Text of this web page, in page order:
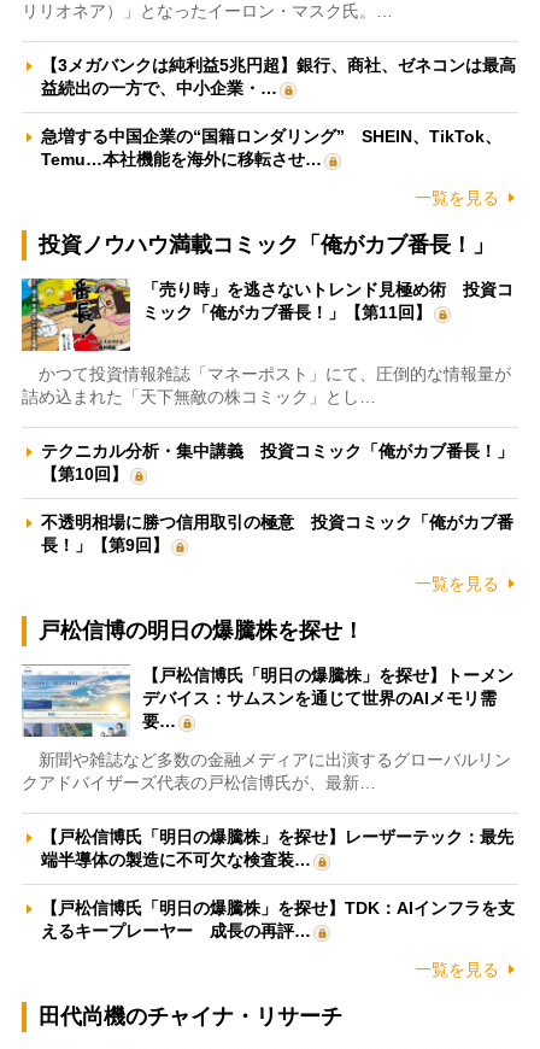
リリオネア）」となったイーロン・マスク氏。…
【3メガバンクは純利益5兆円超】銀行、商社、ゼネコンは最高
益続出の一方で、中小企業・…
急増する中国企業の“国籍ロンダリング” SHEIN、TikTok、
Temu…本社機能を海外に移転させ…
一覧を見る
投資ノウハウ満載コミック「俺がカブ番長！」
「売り時」を逃さないトレンド見極め術 投資コ
ミック「俺がカブ番長！」【第11回】
かつて投資情報雑誌「マネーポスト」にて、圧倒的な情報量が
詰め込まれた「天下無敵の株コミック」とし…
テクニカル分析・集中講義 投資コミック「俺がカブ番長！」
【第10回】
不透明相場に勝つ信用取引の極意 投資コミック「俺がカブ番
長！」【第9回】
一覧を見る
戸松信博の明日の爆騰株を探せ！
【戸松信博氏「明日の爆騰株」を探せ】トーメン
デバイス：サムスンを通じて世界のAIメモリ需
要…
新聞や雑誌など多数の金融メディアに出演するグローバルリン
クアドバイザーズ代表の戸松信博氏が、最新…
【戸松信博氏「明日の爆騰株」を探せ】レーザーテック：最先
端半導体の製造に不可欠な検査装…
【戸松信博氏「明日の爆騰株」を探せ】TDK：AIインフラを支
えるキープレーヤー 成長の再評…
一覧を見る
田代尚機のチャイナ・リサーチ